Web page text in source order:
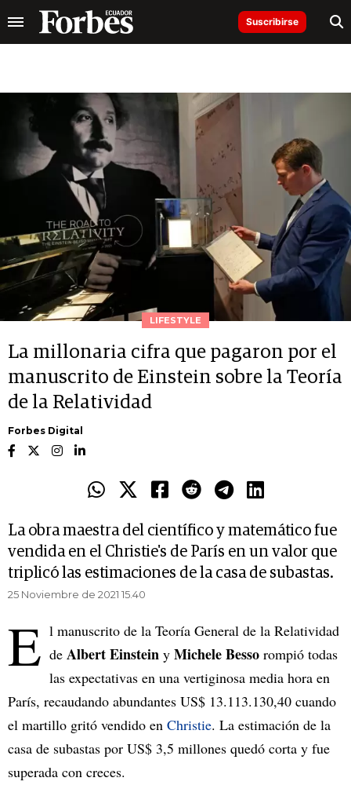
Suscribirse
LIFESTYLE
La millonaria cifra que pagaron por el
manuscrito de Einstein sobre la Teoría
de la Relatividad
Forbes Digital
La obra maestra del científico y matemático fue
vendida en el Christie's de París en un valor que
triplicó las estimaciones de la casa de subastas.
25 Noviembre de 2021 15.40
E l manuscrito de la Teoría General de la Relatividad
de Albert Einstein y Michele Besso rompió todas
las expectativas en una vertiginosa media hora en
París, recaudando abundantes US$ 13.113.130,40 cuando
el martillo gritó vendido en Christie. La estimación de la
casa de subastas por US$ 3,5 millones quedó corta y fue
superada con creces.